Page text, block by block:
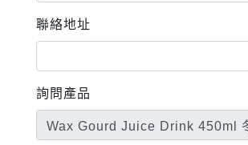
聯絡地址
詢問產品